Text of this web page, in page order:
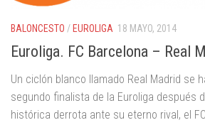
BALONCESTO / EUROLIGA 18 MAYO, 2014
Euroliga. FC Barcelona – Real
Un ciclón blanco llamado Real Madrid se
segundo finalista de la Euroliga después
histórica derrota ante su eterno rival, el